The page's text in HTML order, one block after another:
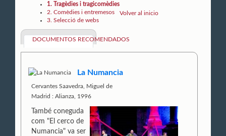
1. Tragèdies i tragicomèdies
2. Comèdies i entremesos
3. Selecció de webs
DOCUMENTOS RECOMENDADOS
La Numancia
Cervantes Saavedra, Miguel de
Madrid : Alianza, 1996
També coneguda
com "El cerco de
Numancia" va ser
Volver al inicio